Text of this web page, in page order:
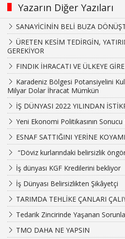
Yazarın Diğer Yazıları
SANAYİCİNİN BELİ BUZA
ÜRETEN KESİM TEDİRGİN,
GEREKİYOR
FINDIK İHRACATI VE ÜLKEYE
Karadeniz Bölgesi Potansiyelini
Milyar Dolar İhracat Mümkün
İŞ DÜNYASI 2022 YILINDAN
Yeni Ekonomi Politikasının
ESNAF SATTIĞINI YERİNE
“Döviz kurlarındaki belirsizlik
İş dünyası KGF Kredilerini bekliyor
İş Dünyası Belirsizlikten Şikâyetçi
TARIMDA TEHLİKE ÇANLARI
Tedarik Zincirinde Yaşanan
TMO DAHA NE YAPSIN